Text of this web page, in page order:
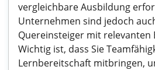
vergleichbare Ausbildung
Unternehmen sind jedoch
Quereinsteiger mit relevanten
Wichtig ist, dass Sie
Lernbereitschaft mitbringen,